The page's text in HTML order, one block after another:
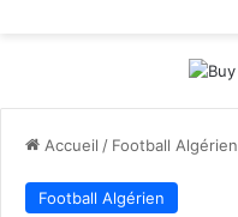
Accueil / Football Algérien
Football Algérien